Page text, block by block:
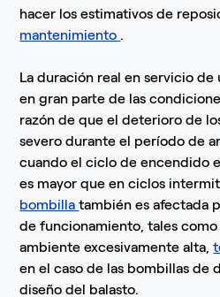
hacer los estimativos de
mantenimiento .
La duración real en servicio de
en gran parte de las
razón de que el deterioro de
severo durante el período de
cuando el ciclo de encendido
es mayor que en ciclos
bombillatambién es afectada
de funcionamiento, tales
ambiente excesivamente alta,
en el caso de las bombillas de
diseño del balasto.